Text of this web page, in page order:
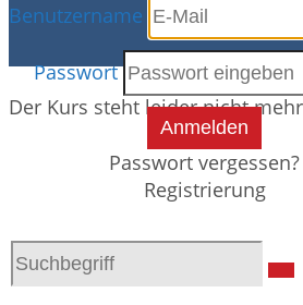
Benutzername
Passwort
Anmelden
Passwort vergessen?
Registrierung
Kursdetails
Der Kurs steht leider nicht